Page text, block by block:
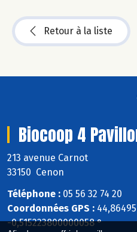
Retour à la liste
Biocoop 4
213 avenue Carnot
33150 Cenon
Téléphone : 05 56 32 74 20
Coordonnées GPS :
-0,515223800000058 °